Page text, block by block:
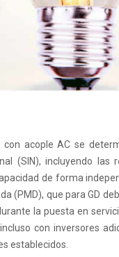
con acople AC se
(SIN), incluyendo las
de forma
(PMD), que para GD
la puesta en
con inversores
establecidos.